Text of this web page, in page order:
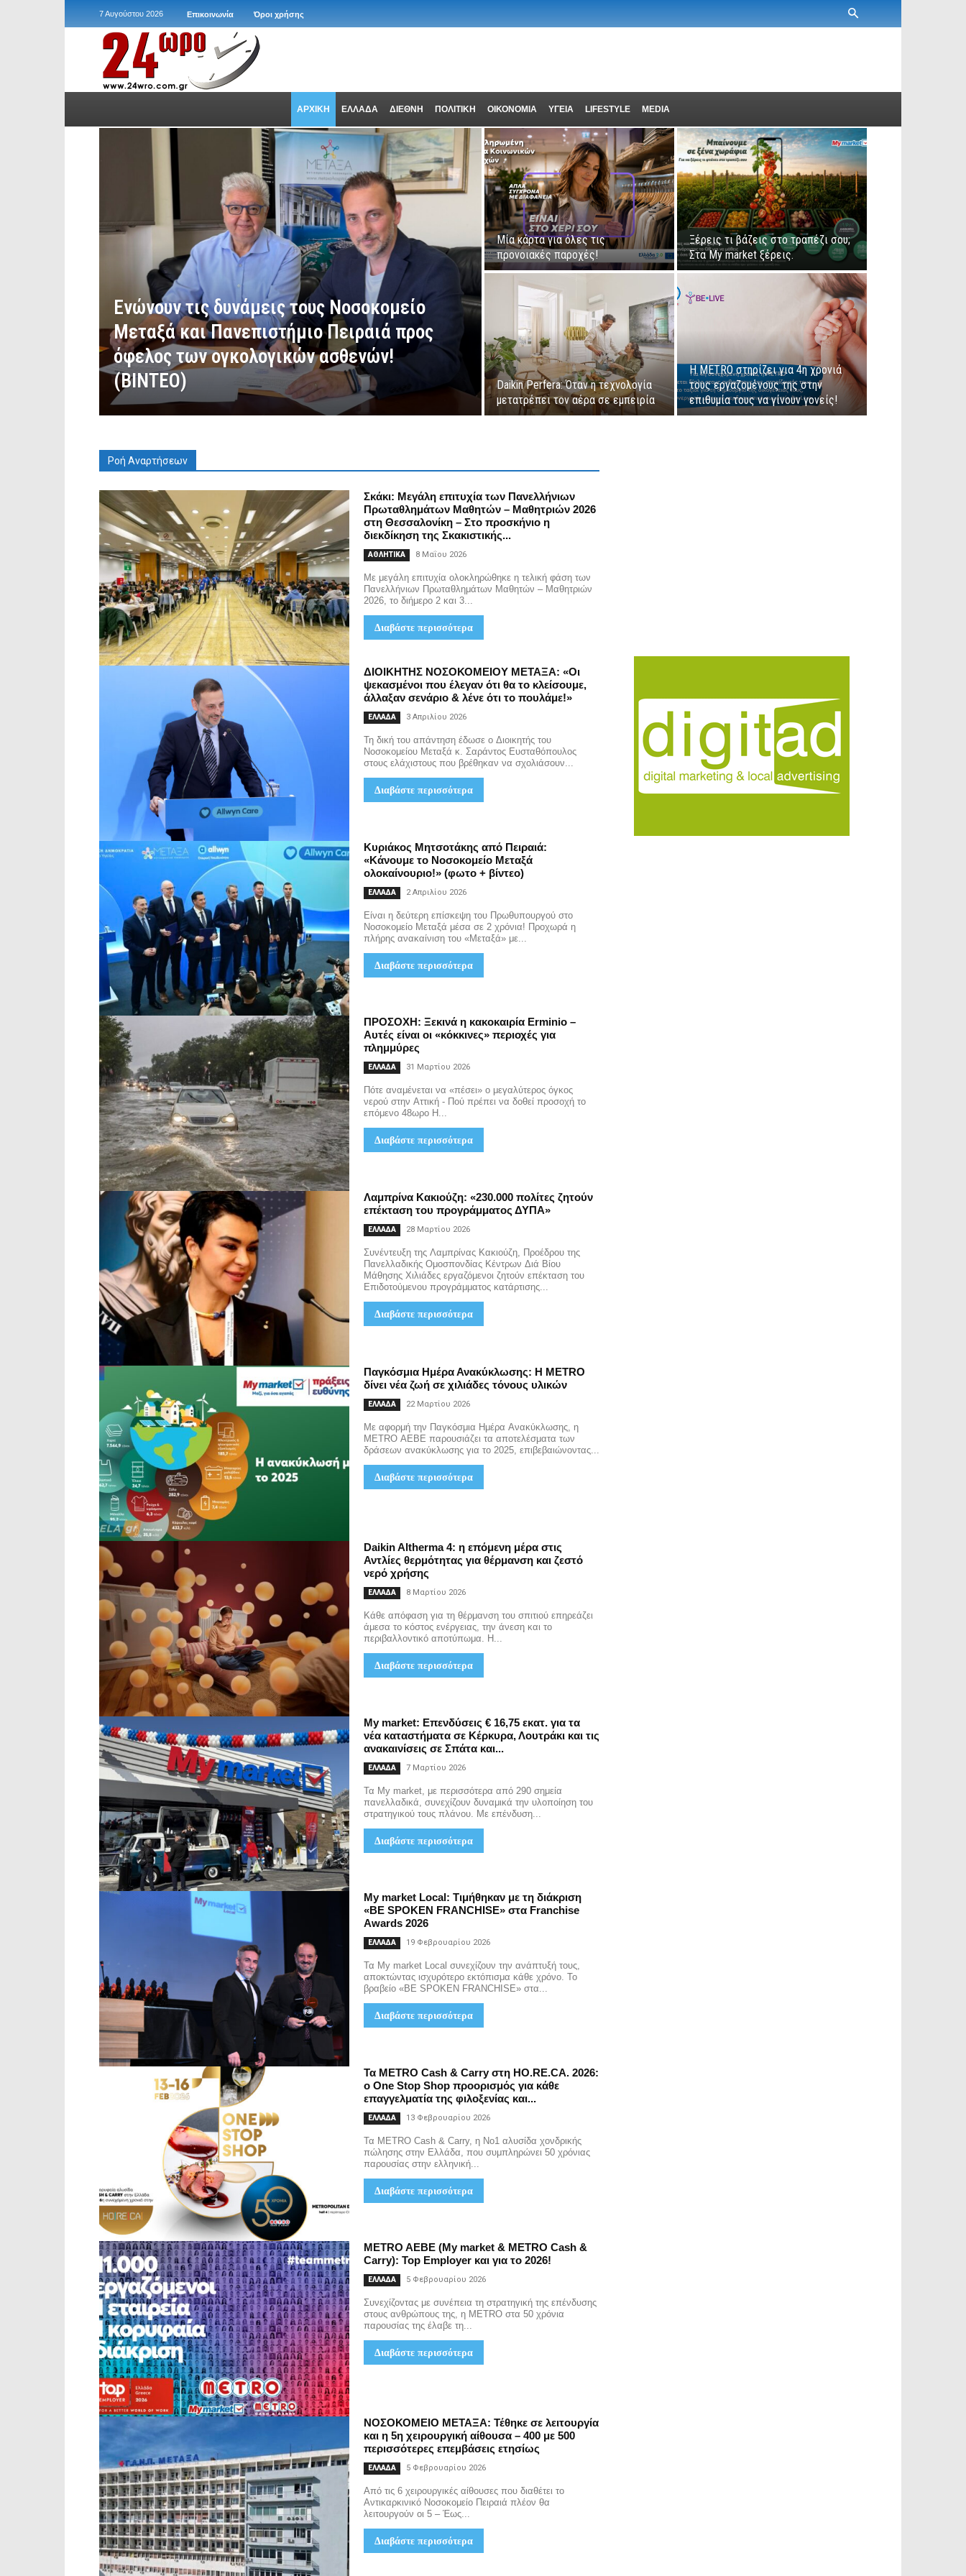
7 Αυγούστου 2026 Επικοινωνία Όροι χρήσης
ΑΡΧΙΚΗ ΕΛΛΑΔΑ ΔΙΕΘΝΗ ΠΟΛΙΤΙΚΗ ΟΙΚΟΝΟΜΙΑ ΥΓΕΙΑ LIFESTYLE MEDIA
Ενώνουν τις δυνάμεις τους Νοσοκομείο
Μεταξά και Πανεπιστήμιο Πειραιά προς
όφελος των ογκολογικών ασθενών!
(ΒΙΝΤΕΟ)
Μία κάρτα για όλες τις
προνοιακές παροχές!
Ξέρεις τι βάζεις στο τραπέζι σου;
Στα My market ξέρεις.
Daikin Perfera: Όταν η τεχνολογία
μετατρέπει τον αέρα σε εμπειρία
Η METRO στηρίζει για 4η χρονιά
τους εργαζομένους της στην
επιθυμία τους να γίνουν γονείς!
Ροή Αναρτήσεων
Σκάκι: Μεγάλη επιτυχία των Πανελλήνιων
Πρωταθλημάτων Μαθητών – Μαθητριών 2026
στη Θεσσαλονίκη – Στο προσκήνιο η
διεκδίκηση της Σκακιστικής...
ΑΘΛΗΤΙΚΑ 8 Μαΐου 2026
Με μεγάλη επιτυχία ολοκληρώθηκε η τελική φάση των
Πανελλήνιων Πρωταθλημάτων Μαθητών – Μαθητριών
2026, το διήμερο 2 και 3...
Διαβάστε περισσότερα
ΔΙΟΙΚΗΤΗΣ ΝΟΣΟΚΟΜΕΙΟΥ ΜΕΤΑΞΑ: «Οι
ψεκασμένοι που έλεγαν ότι θα το κλείσουμε,
άλλαξαν σενάριο & λένε ότι το πουλάμε!»
ΕΛΛΑΔΑ 3 Απριλίου 2026
Τη δική του απάντηση έδωσε ο Διοικητής του
Νοσοκομείου Μεταξά κ. Σαράντος Ευσταθόπουλος
στους ελάχιστους που βρέθηκαν να σχολιάσουν...
Διαβάστε περισσότερα
Κυριάκος Μητσοτάκης από Πειραιά:
«Κάνουμε το Νοσοκομείο Μεταξά
ολοκαίνουριο!» (φωτο + βίντεο)
ΕΛΛΑΔΑ 2 Απριλίου 2026
Είναι η δεύτερη επίσκεψη του Πρωθυπουργού στο
Νοσοκομείο Μεταξά μέσα σε 2 χρόνια! Προχωρά η
πλήρης ανακαίνιση του «Μεταξά» με...
Διαβάστε περισσότερα
ΠΡΟΣΟΧΗ: Ξεκινά η κακοκαιρία Erminio –
Αυτές είναι οι «κόκκινες» περιοχές για
πλημμύρες
ΕΛΛΑΔΑ 31 Μαρτίου 2026
Πότε αναμένεται να «πέσει» ο μεγαλύτερος όγκος
νερού στην Αττική - Πού πρέπει να δοθεί προσοχή το
επόμενο 48ωρο Η...
Διαβάστε περισσότερα
Λαμπρίνα Κακιούζη: «230.000 πολίτες ζητούν
επέκταση του προγράμματος ΔΥΠΑ»
ΕΛΛΑΔΑ 28 Μαρτίου 2026
Συνέντευξη της Λαμπρίνας Κακιούζη, Προέδρου της
Πανελλαδικής Ομοσπονδίας Κέντρων Διά Βίου
Μάθησης Χιλιάδες εργαζόμενοι ζητούν επέκταση του
Επιδοτούμενου προγράμματος κατάρτισης...
Διαβάστε περισσότερα
Παγκόσμια Ημέρα Ανακύκλωσης: Η METRO
δίνει νέα ζωή σε χιλιάδες τόνους υλικών
ΕΛΛΑΔΑ 22 Μαρτίου 2026
Με αφορμή την Παγκόσμια Ημέρα Ανακύκλωσης, η
METRO AEBE παρουσιάζει τα αποτελέσματα των
δράσεων ανακύκλωσης για το 2025, επιβεβαιώνοντας...
Διαβάστε περισσότερα
Daikin Altherma 4: η επόμενη μέρα στις
Αντλίες θερμότητας για θέρμανση και ζεστό
νερό χρήσης
ΕΛΛΑΔΑ 8 Μαρτίου 2026
Κάθε απόφαση για τη θέρμανση του σπιτιού επηρεάζει
άμεσα το κόστος ενέργειας, την άνεση και το
περιβαλλοντικό αποτύπωμα. Η...
Διαβάστε περισσότερα
My market: Επενδύσεις € 16,75 εκατ. για τα
νέα καταστήματα σε Κέρκυρα, Λουτράκι και τις
ανακαινίσεις σε Σπάτα και...
ΕΛΛΑΔΑ 7 Μαρτίου 2026
Τα My market, με περισσότερα από 290 σημεία
πανελλαδικά, συνεχίζουν δυναμικά την υλοποίηση του
στρατηγικού τους πλάνου. Με επένδυση...
Διαβάστε περισσότερα
My market Local: Τιμήθηκαν με τη διάκριση
«BE SPOKEN FRANCHISE» στα Franchise
Awards 2026
ΕΛΛΑΔΑ 19 Φεβρουαρίου 2026
Τα My market Local συνεχίζουν την ανάπτυξή τους,
αποκτώντας ισχυρότερο εκτόπισμα κάθε χρόνο. Το
βραβείο «BE SPOKEN FRANCHISE» στα...
Διαβάστε περισσότερα
Τα METRO Cash & Carry στη HO.RE.CA. 2026:
ο One Stop Shop προορισμός για κάθε
επαγγελματία της φιλοξενίας και...
ΕΛΛΑΔΑ 13 Φεβρουαρίου 2026
Τα METRO Cash & Carry, η Νο1 αλυσίδα χονδρικής
πώλησης στην Ελλάδα, που συμπληρώνει 50 χρόνιας
παρουσίας στην ελληνική...
Διαβάστε περισσότερα
METRO AEBE (My market & METRO Cash &
Carry): Top Employer και για το 2026!
ΕΛΛΑΔΑ 5 Φεβρουαρίου 2026
Συνεχίζοντας με συνέπεια τη στρατηγική της επένδυσης
στους ανθρώπους της, η METRO στα 50 χρόνια
παρουσίας της έλαβε τη...
Διαβάστε περισσότερα
ΝΟΣΟΚΟΜΕΙΟ ΜΕΤΑΞΑ: Τέθηκε σε λειτουργία
και η 5η χειρουργική αίθουσα – 400 με 500
περισσότερες επεμβάσεις ετησίως
ΕΛΛΑΔΑ 5 Φεβρουαρίου 2026
Από τις 6 χειρουργικές αίθουσες που διαθέτει το
Αντικαρκινικό Νοσοκομείο Πειραιά πλέον θα
λειτουργούν οι 5 – Έως...
Διαβάστε περισσότερα